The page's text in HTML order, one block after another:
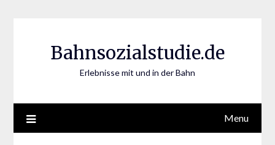
Bahnsozialstudie.de
Erlebnisse mit und in der Bahn
Menu